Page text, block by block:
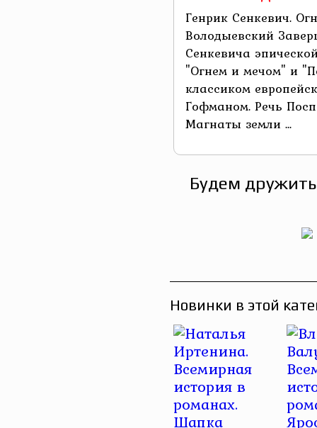
Генрик Сенкевич.
Володыевский
Сенкевича
"Огнем и мечом" и
классиком
Гофманом. Речь
Магнаты земли ...
Будем
Новинки в этой